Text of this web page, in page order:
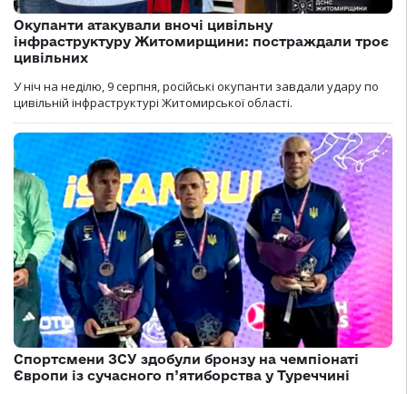
Окупанти атакували вночі цивільну
інфраструктуру Житомирщини: постраждали троє
цивільних
У ніч на неділю, 9 серпня, російські окупанти завдали удару по
цивільній інфраструктурі Житомирської області.
Спортсмени ЗСУ здобули бронзу на чемпіонаті
Європи із сучасного п’ятиборства у Туреччині